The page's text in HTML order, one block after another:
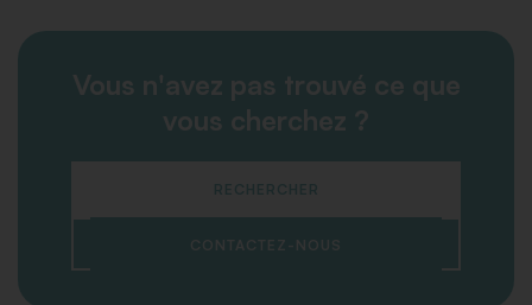
Vous n'avez pas trouvé ce que
vous cherchez ?
RECHERCHER
CONTACTEZ-NOUS